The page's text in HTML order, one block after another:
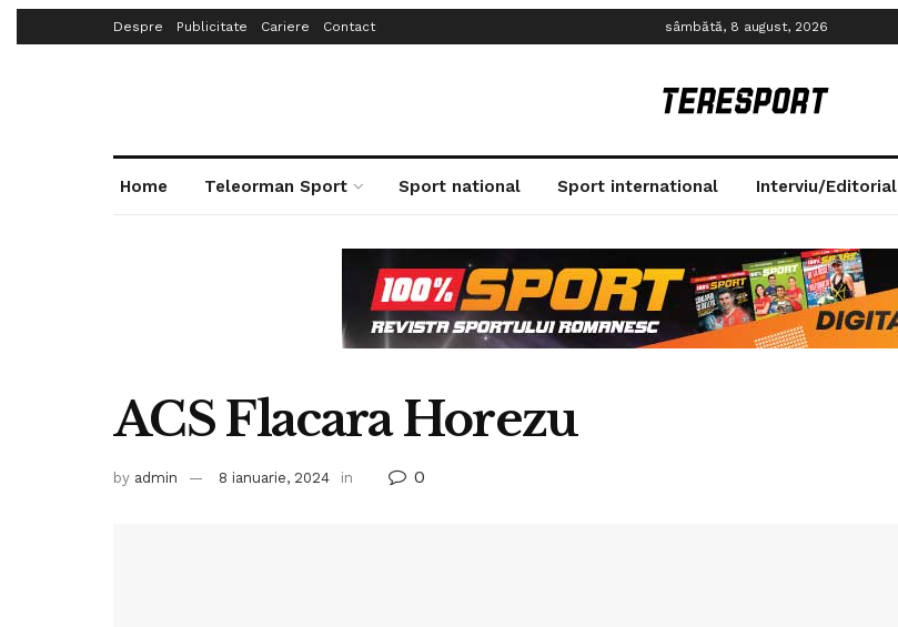
Despre Publicitate Cariere Contact sâmbătă, 8 august, 2026
Home Teleorman Sport Sport national Sport international Interviu/Editorial
ACS Flacara Horezu
by admin 8 ianuarie, 2024 in 0